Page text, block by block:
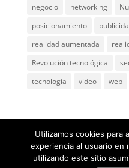
negocio
networking
posicionamiento
realidad aumentada
Revolución tecnológica
tecnología
video web
@ 2005ComunicaGenia
Utilizamos cookies para
experiencia al usuario
utilizando este sitio